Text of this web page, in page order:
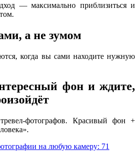
— максимально приблизиться и
а не зумом
когда вы сами находите нужную
фон и ждите,
фотографов. Красивый фон +